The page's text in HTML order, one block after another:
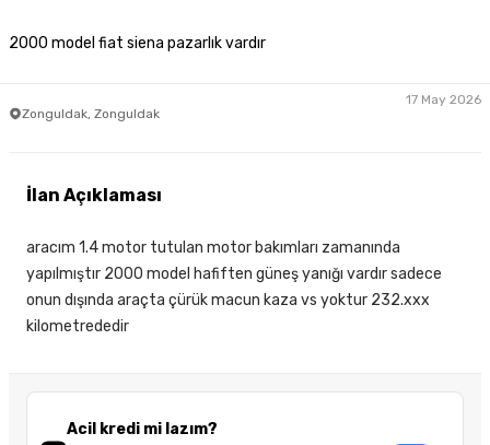
2000 model fiat siena pazarlık vardır
Zonguldak, Zonguldak
17 May 2026
Acil kredi mi lazım?
İlan Açıklaması
aracım 1.4 motor tutulan motor bakımları zamanında
yapılmıştır 2000 model hafiften güneş yanığı vardır sadece
onun dışında araçta çürük macun kaza vs yoktur 232.xxx
kilometrededir